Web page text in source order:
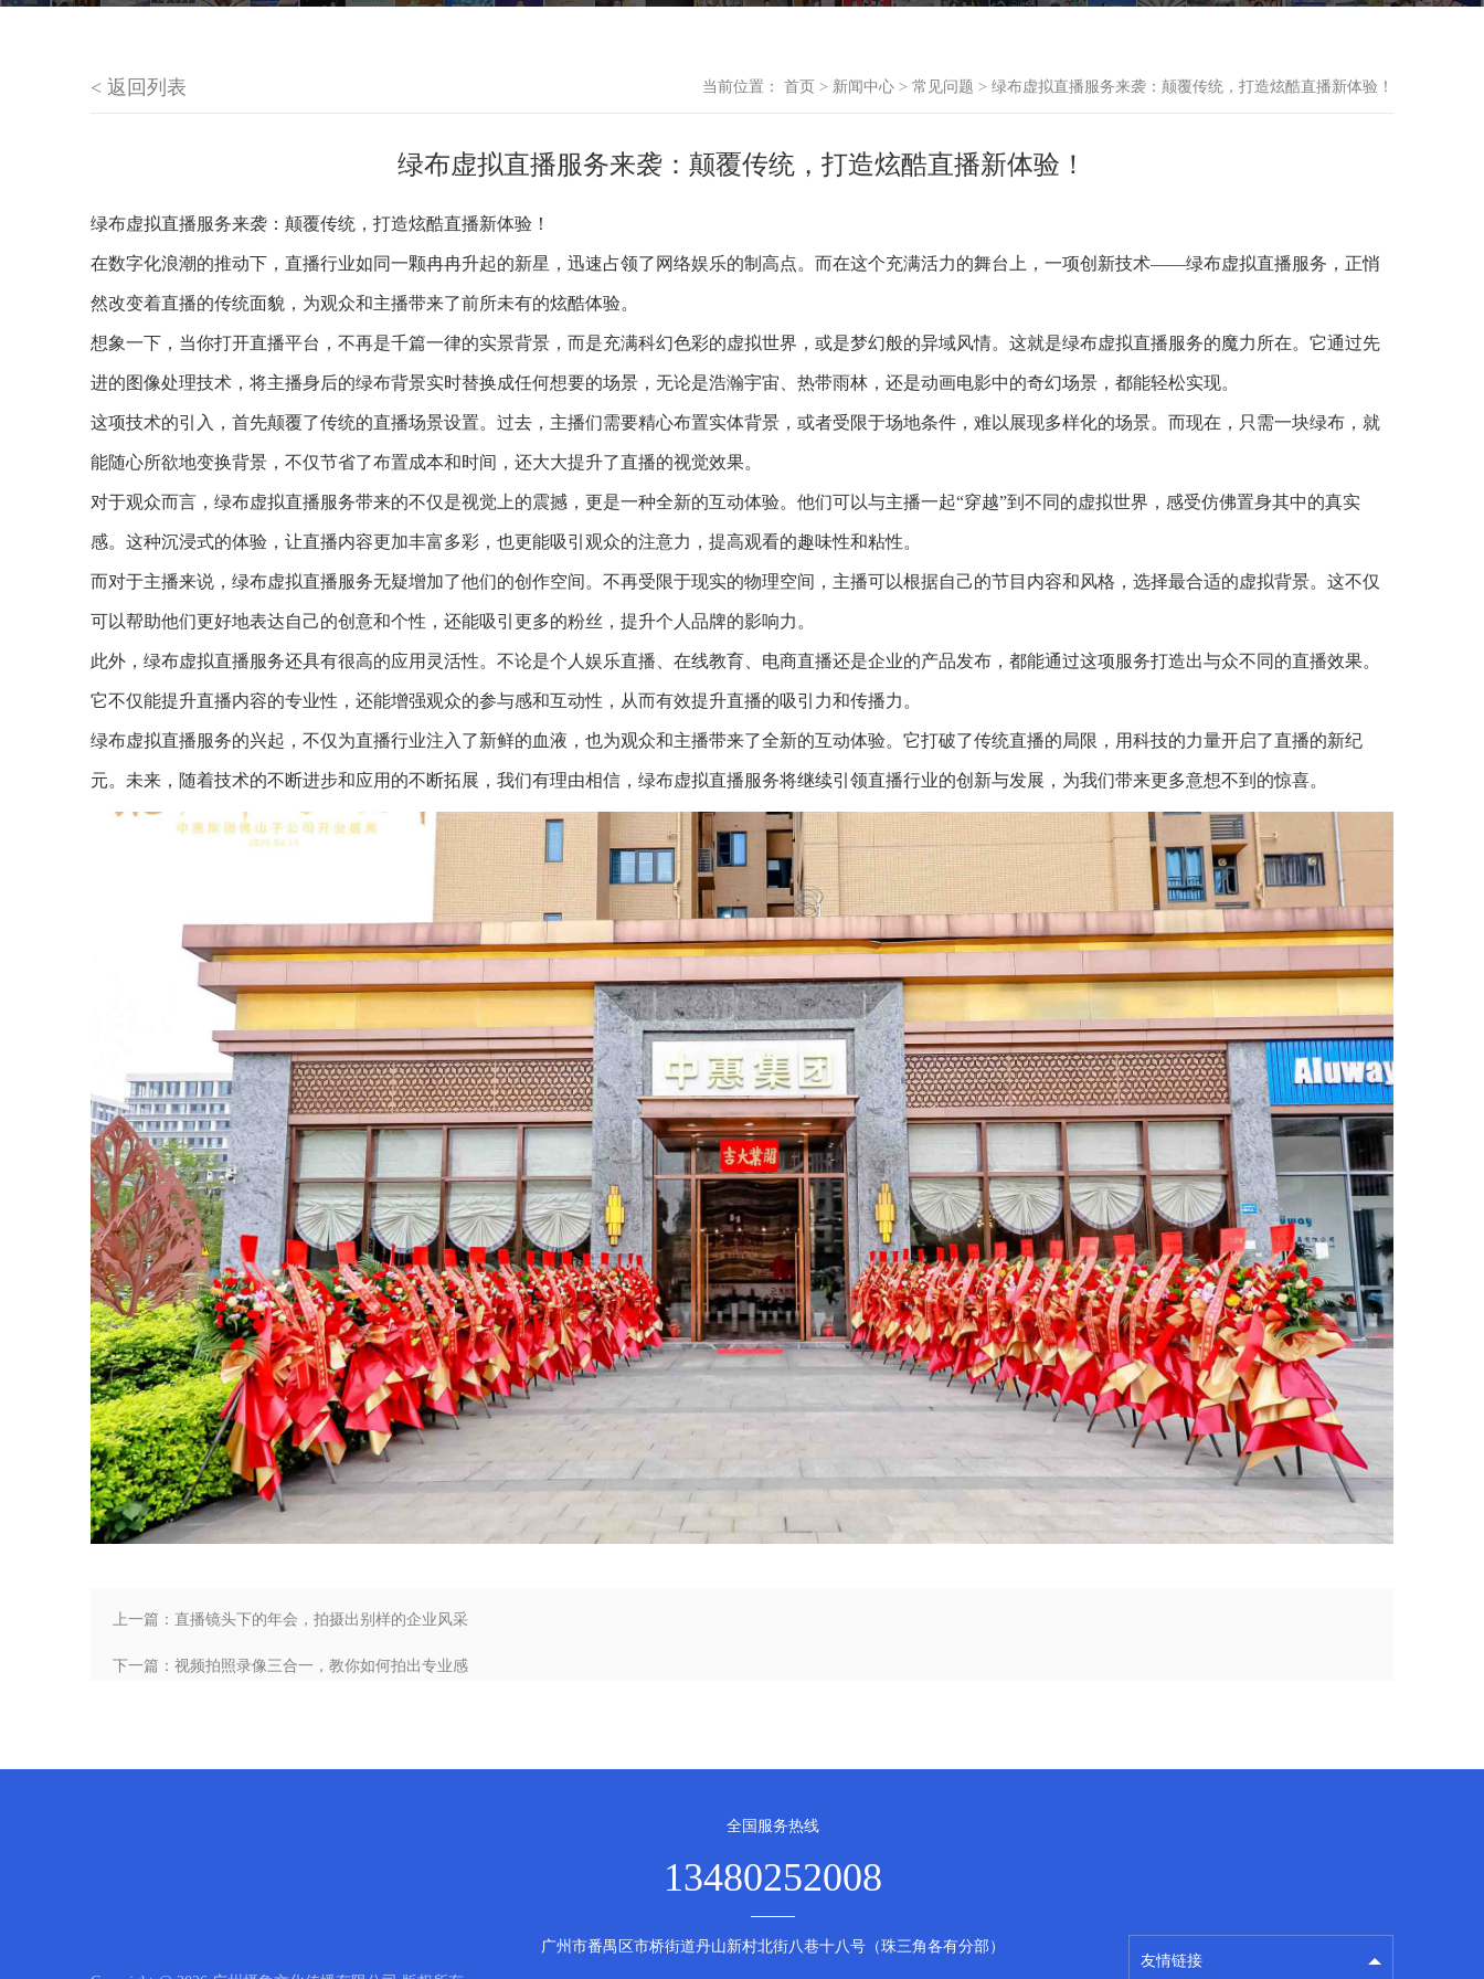
< 返回列表 当前位置： 首页 > 新闻中心 > 常见问题 > 绿布虚拟直播服务来袭：颠覆传统，打造炫酷直播新体验！
绿布虚拟直播服务来袭：颠覆传统，打造炫酷直播新体验！
绿布虚拟直播服务来袭：颠覆传统，打造炫酷直播新体验！
在数字化浪潮的推动下，直播行业如同一颗冉冉升起的新星，迅速占领了网络娱乐的制高点。而在这个充满活力的舞台上，一项创新技术——绿布虚拟直播服务，正悄
然改变着直播的传统面貌，为观众和主播带来了前所未有的炫酷体验。
想象一下，当你打开直播平台，不再是千篇一律的实景背景，而是充满科幻色彩的虚拟世界，或是梦幻般的异域风情。这就是绿布虚拟直播服务的魔力所在。它通过先
进的图像处理技术，将主播身后的绿布背景实时替换成任何想要的场景，无论是浩瀚宇宙、热带雨林，还是动画电影中的奇幻场景，都能轻松实现。
这项技术的引入，首先颠覆了传统的直播场景设置。过去，主播们需要精心布置实体背景，或者受限于场地条件，难以展现多样化的场景。而现在，只需一块绿布，就
能随心所欲地变换背景，不仅节省了布置成本和时间，还大大提升了直播的视觉效果。
对于观众而言，绿布虚拟直播服务带来的不仅是视觉上的震撼，更是一种全新的互动体验。他们可以与主播一起“穿越”到不同的虚拟世界，感受仿佛置身其中的真实
感。这种沉浸式的体验，让直播内容更加丰富多彩，也更能吸引观众的注意力，提高观看的趣味性和粘性。
而对于主播来说，绿布虚拟直播服务无疑增加了他们的创作空间。不再受限于现实的物理空间，主播可以根据自己的节目内容和风格，选择最合适的虚拟背景。这不仅
可以帮助他们更好地表达自己的创意和个性，还能吸引更多的粉丝，提升个人品牌的影响力。
此外，绿布虚拟直播服务还具有很高的应用灵活性。不论是个人娱乐直播、在线教育、电商直播还是企业的产品发布，都能通过这项服务打造出与众不同的直播效果。
它不仅能提升直播内容的专业性，还能增强观众的参与感和互动性，从而有效提升直播的吸引力和传播力。
绿布虚拟直播服务的兴起，不仅为直播行业注入了新鲜的血液，也为观众和主播带来了全新的互动体验。它打破了传统直播的局限，用科技的力量开启了直播的新纪
元。未来，随着技术的不断进步和应用的不断拓展，我们有理由相信，绿布虚拟直播服务将继续引领直播行业的创新与发展，为我们带来更多意想不到的惊喜。
上一篇：直播镜头下的年会，拍摄出别样的企业风采
下一篇：视频拍照录像三合一，教你如何拍出专业感
全国服务热线
13480252008
广州市番禺区市桥街道丹山新村北街八巷十八号（珠三角各有分部）
友情链接